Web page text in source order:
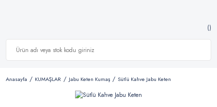
Anasayfa KUMAŞLAR Jabu Keten Kumaş Sütlü Kahve Jabu Keten